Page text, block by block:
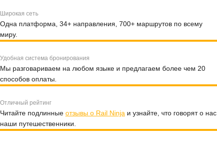
Широкая сеть
Одна платформа, 34+ направления, 700+ маршрутов по всему
миру.
Удобная система бронирования
Мы разговариваем на любом языке и предлагаем более чем 20
способов оплаты.
Отличный рейтинг
Читайте подлинные отзывы о Rail Ninja и узнайте, что говорят о нас
наши путешественники.